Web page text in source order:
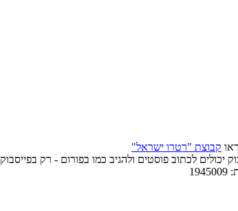
קבוצת "רטרו ישראל"
יכולים לכתוב פוסטים ולהגיב כמו בפורום - רק בפייסבוק